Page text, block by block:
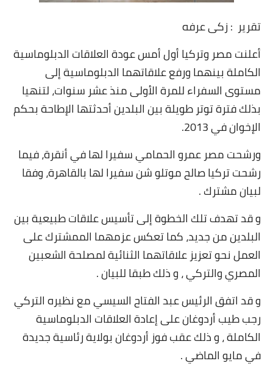
أسيوط
شمال سيناء
أخبار الرياضة
صحة
المزيد
اقتصاد
المرأة والطفل
حكاية صورة
ثقافة
تقرير : زكى عرفه
أعلنت مصر وتركيا أول أمس عودة العلاقات الدبلوماسية
الكاملة بينهما ورفع علاقاتهما الدبلوماسية إلى
مستوى السفراء للمرة الأولى منذ عشر سنوات، لتنهيا
بذلك فترة توتر طويلة بين البلدين أحدثتها الإطاحة بحكم
الإخوان في 2013.
ورشحت مصر عمرو الحمامي سفيرا لها في أنقرة، فيما
رشحت تركيا صالح موتلو شن سفيرا لها بالقاهرة، وفقا
لبيان مشترك .
و قد تهدف تلك الخطوة إلى تأسيس علاقات طبيعية بين
البلدين من جديد، كما تعكس عزمهما الممشترك على
العمل نحو تعزيز علاقاتهما الثنائية لمصلحة الشعبين
المصري والتركي ، و ذلك طبقا للبيان .
و قد اتفق الرئيس عبد الفتاح السيسي مع نظيره التركي
رجب طيب أردوغان على إعادة العلاقات الدبلوماسية
الكاملة ، و ذلك عقب فوز أردوغان بولاية رئاسية جديدة
في مايو الماضي .